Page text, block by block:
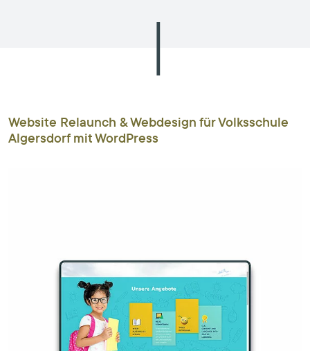
Website Relaunch & Webdesign für Volksschule
Algersdorf mit WordPress